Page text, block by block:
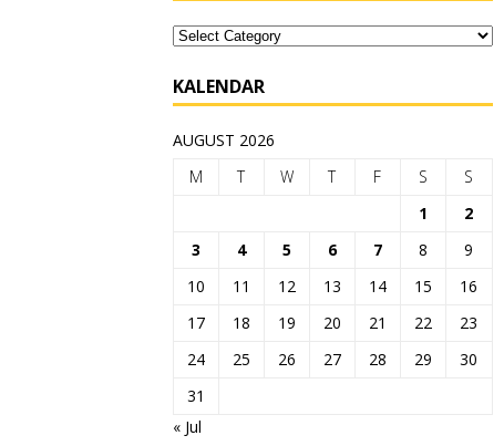
KALENDAR
AUGUST 2026
M
T W T F S
S
1
2
3
4 5 6 7 8
9
10
11 12 13 14 15
16
17
18 19 20 21 22
23
24
25 26 27 28 29
30
31
« Jul